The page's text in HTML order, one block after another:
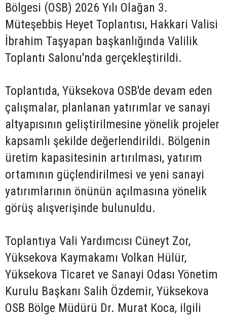
Bölgesi (OSB) 2026 Yılı Olağan 3.
Müteşebbis Heyet Toplantısı, Hakkari Valisi
İbrahim Taşyapan başkanlığında Valilik
Toplantı Salonu'nda gerçekleştirildi.
Toplantıda, Yüksekova OSB'de devam eden
çalışmalar, planlanan yatırımlar ve sanayi
altyapısının geliştirilmesine yönelik projeler
kapsamlı şekilde değerlendirildi. Bölgenin
üretim kapasitesinin artırılması, yatırım
ortamının güçlendirilmesi ve yeni sanayi
yatırımlarının önünün açılmasına yönelik
görüş alışverişinde bulunuldu.
Toplantıya Vali Yardımcısı Cüneyt Zor,
Yüksekova Kaymakamı Volkan Hülür,
Yüksekova Ticaret ve Sanayi Odası Yönetim
Kurulu Başkanı Salih Özdemir, Yüksekova
OSB Bölge Müdürü Dr. Murat Koca, ilgili